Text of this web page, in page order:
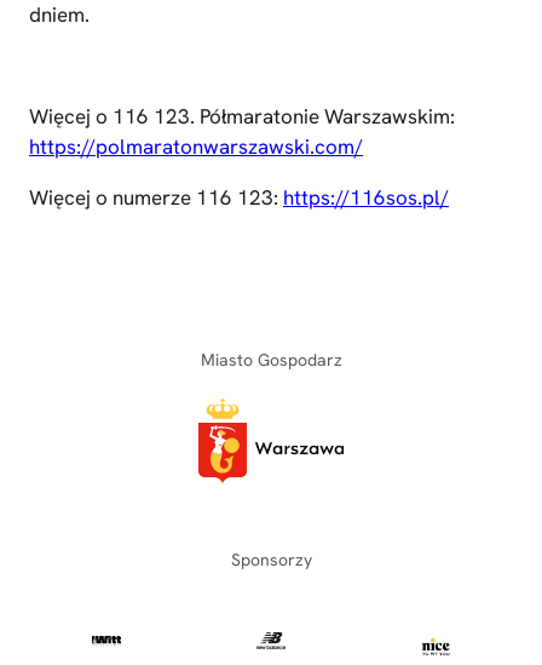
dniem.
Więcej o 116 123. Półmaratonie Warszawskim:
https://polmaratonwarszawski.com/
Więcej o numerze 116 123: https://116sos.pl/
Miasto Gospodarz
Sponsorzy